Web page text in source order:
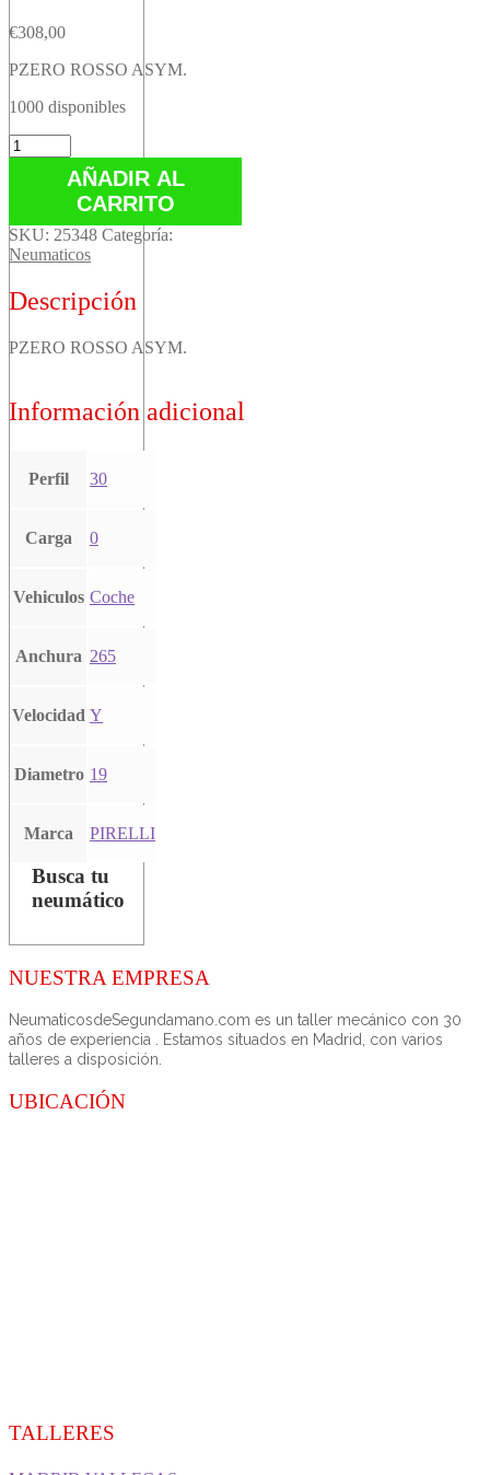
€308,00
PZERO ROSSO ASYM.
1000 disponibles
PZERO
ROSSO
AÑADIR AL
CARRITO
SKU: 25348 Categoría:
Neumaticos
Descripción
PZERO ROSSO ASYM.
Información adicional
Perfil 30
Carga 0
Vehiculos Coche
Anchura 265
Velocidad Y
Diametro 19
Marca PIRELLI
Busca tu
neumático
NUESTRA EMPRESA
NeumaticosdeSegundamano.com es un taller mecánico con 30
años de experiencia . Estamos situados en Madrid, con varios
talleres a disposición.
UBICACIÓN
TALLERES